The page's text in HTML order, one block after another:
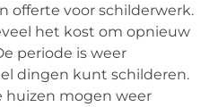
offerte voor schilderwerk.
het kost om opnieuw
periode is weer
dingen kunt schilderen.
huizen mogen weer